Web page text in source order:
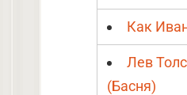
Как
Лев
(Басня)